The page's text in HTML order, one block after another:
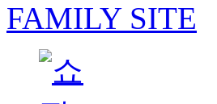
FAMILY SITE